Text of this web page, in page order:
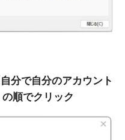
分で自分のアカウント
順でクリック